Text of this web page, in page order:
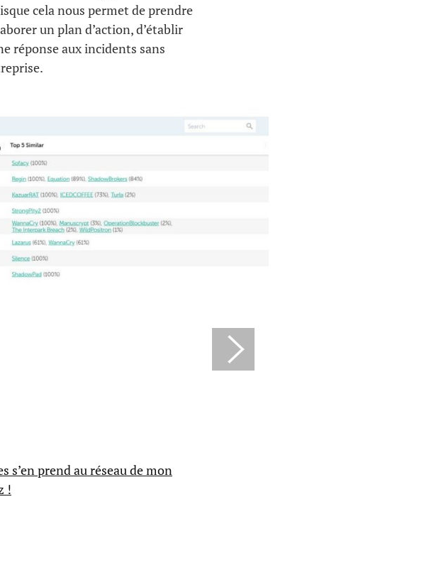
cela nous permet de prendre
un plan d’action, d’établir
réponse aux incidents sans
prend au réseau de mon
!